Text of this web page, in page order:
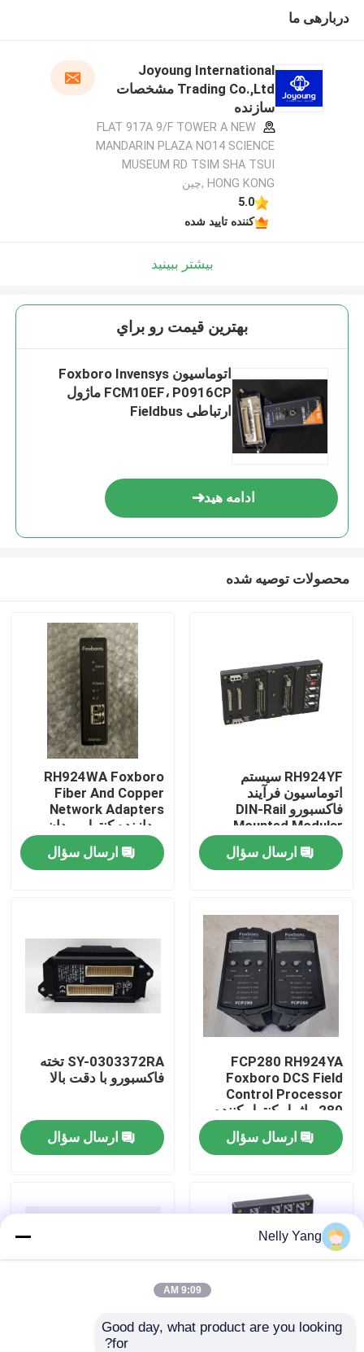
محصولات
درباره ما
تور کارخانه
کنترل کیفیت
با ما تماس بگیرید
درخواست نقل قول
دربارهی ما
Joyoung International
Trading Co.,Ltd مشخصات
سازنده
FLAT 917A 9/F TOWER A NEW
MANDARIN PLAZA NO14 SCIENCE
MUSEUM RD TSIM SHA TSUI
HONG KONG ,چین
5.0
کننده تایید شده
بیشتر ببینید
بهترين قيمت رو براي
اتوماسیون Foxboro Invensys
FCM10EF، P0916CP ماژول
ارتباطی Fieldbus
ادامه هید
محصولات توصیه شده
RH924YF سیستم
اتوماسیون فرآیند
فاکسبورو DIN-Rail
Mounted Modular
Baseplate
ارسال سؤال
RH924WA Foxboro
Fiber And Copper
Network Adapters
پردازنده کنترل میدان
ارسال سؤال
FCP280 RH924YA
Foxboro DCS Field
Control Processor
280 ماژول کنترل کننده
نصب شده در میدان
ارسال سؤال
SY-0303372RA تخته
فاکسبورو با دقت بالا
ارسال سؤال
Nelly Yang
9:09 AM
Good day, what product are you looking
for?